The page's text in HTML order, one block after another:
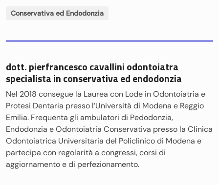
Conservativa ed Endodonzia
dott. pierfrancesco cavallini odontoiatra
specialista in conservativa ed endodonzia
Nel 2018 consegue la Laurea con Lode in Odontoiatria e
Protesi Dentaria presso l’Università di Modena e Reggio
Emilia. Frequenta gli ambulatori di Pedodonzia,
Endodonzia e Odontoiatria Conservativa presso la Clinica
Odontoiatrica Universitaria del Policlinico di Modena e
partecipa con regolarità a congressi, corsi di
aggiornamento e di perfezionamento.